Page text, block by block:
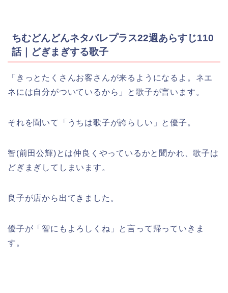
ちむどんどんネタバレプラス22週あらすじ110
話｜どぎまぎする歌子
「きっとたくさんお客さんが来るようになるよ。ネエ
ネには自分がついているから」と歌子が言います。
それを聞いて「うちは歌子が誇らしい」と優子。
智(前田公輝)とは仲良くやっているかと聞かれ、歌子は
どぎまぎしてしまいます。
良子が店から出てきました。
優子が「智にもよろしくね」と言って帰っていきま
す。